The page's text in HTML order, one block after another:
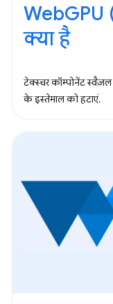
WebGPU
क्या है
टेक्स्चर कॉम्पोनेंट
के इस्तेमाल को हटाएं.